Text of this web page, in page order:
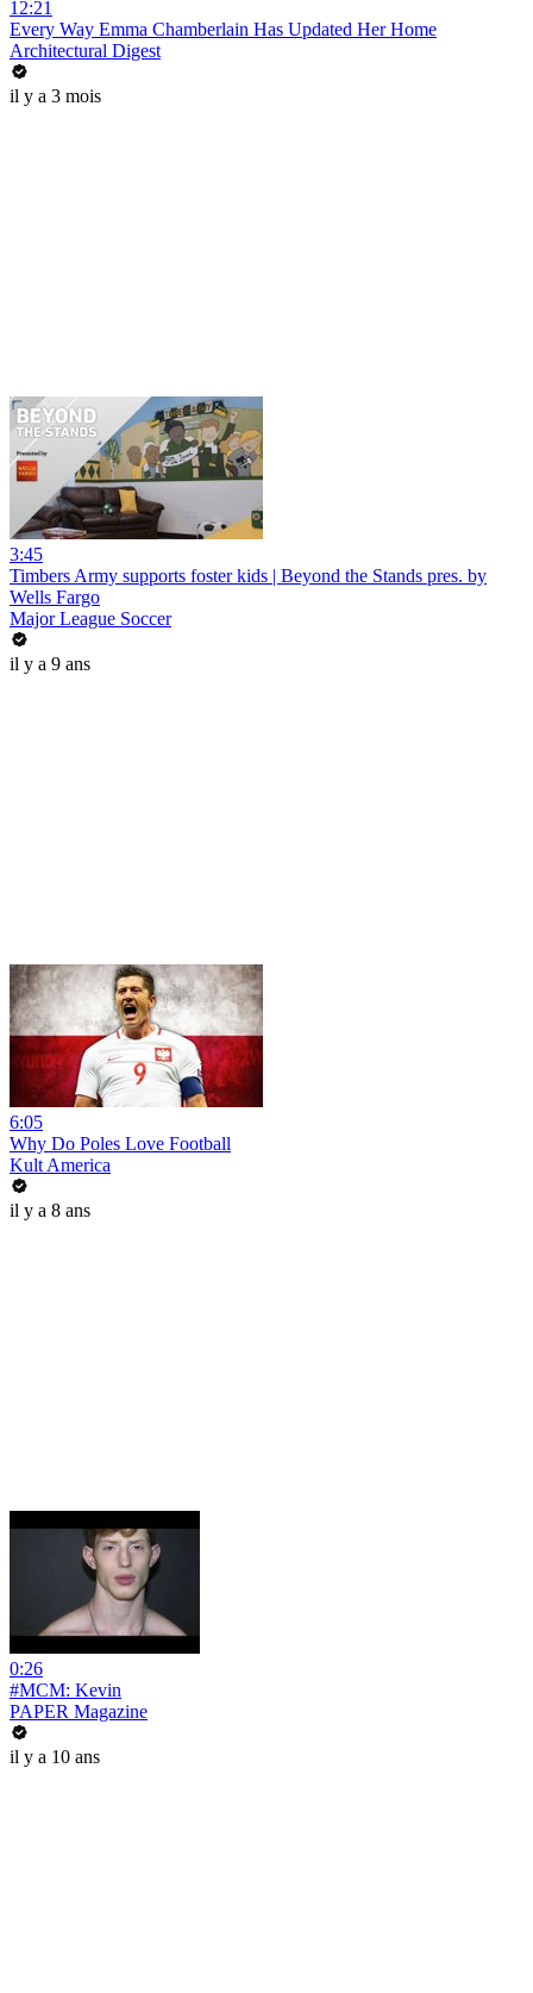
12:21
Every Way Emma Chamberlain Has Updated Her Home
Architectural Digest
il y a 3 mois
3:45
Timbers Army supports foster kids | Beyond the Stands pres. by
Wells Fargo
Major League Soccer
il y a 9 ans
6:05
Why Do Poles Love Football
Kult America
il y a 8 ans
0:26
#MCM: Kevin
PAPER Magazine
il y a 10 ans